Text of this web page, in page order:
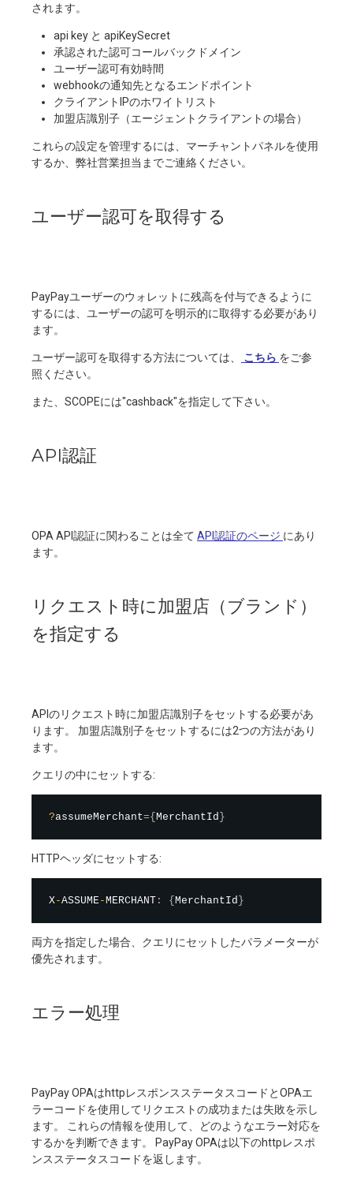
されます。
api key と apiKeySecret
承認された認可コールバックドメイン
ユーザー認可有効時間
webhookの通知先となるエンドポイント
クライアントIPのホワイトリスト
加盟店識別子（エージェントクライアントの場合）
これらの設定を管理するには、マーチャントパネルを使用
するか、弊社営業担当までご連絡ください。
ユーザー認可を取得する
PayPayユーザーのウォレットに残高を付与できるように
するには、ユーザーの認可を明示的に取得する必要があり
ます。
ユーザー認可を取得する方法については、 こちら をご参
照ください。
また、SCOPEには"cashback"を指定して下さい。
API認証
OPA API認証に関わることは全て API認証のページ にあり
ます。
リクエスト時に加盟店（ブランド）
を指定する
APIのリクエスト時に加盟店識別子をセットする必要があ
ります。 加盟店識別子をセットするには2つの方法があり
ます。
クエリの中にセットする:
?assumeMerchant={ MerchantId }
HTTPヘッダにセットする:
X-ASSUME- MERCHANT : { MerchantId }
両方を指定した場合、クエリにセットしたパラメーターが
優先されます。
エラー処理
PayPay OPAはhttpレスポンスステータスコードとOPAエ
ラーコードを使用してリクエストの成功または失敗を示し
ます。 これらの情報を使用して、どのようなエラー対応を
するかを判断できます。 PayPay OPAは以下のhttpレスポ
ンスステータスコードを返します。